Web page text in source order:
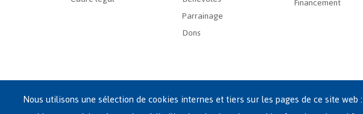
Parrainage
Dons
Nous utilisons une sélection de cookies internes et tiers sur les pages de ce site web